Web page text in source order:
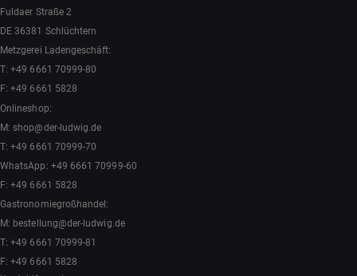
Fuldaer Straße 2
DE 36381 Schlüchtern
Metzgerei Ladengeschäft:
T:+49 6661 70999-80
F: +49 6661 5828
Onlineshop:
M:shop@der-ludwig.de
T:+49 6661 70999-70
WhatsApp: +49 6661 70999-60
F: +49 6661 5828
Gastronomiegroßhandel:
M: bestellung@der-ludwig.de
T:+49 6661 70999-81
F: +49 6661 5828